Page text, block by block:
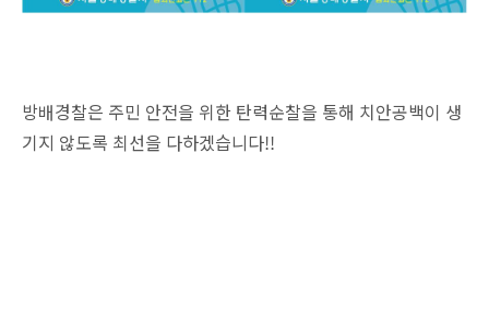
방배경찰은 주민 안전을 위한 탄력순찰을 통해 치안공백이 생
기지 않도록 최선을 다하겠습니다!!